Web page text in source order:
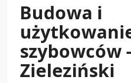
Budowa i
szybowców
Zieleziński